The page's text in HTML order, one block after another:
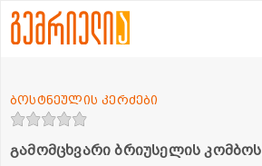
გამომცხვარი ბრიუსელის
ბოსტნეულის კერძები